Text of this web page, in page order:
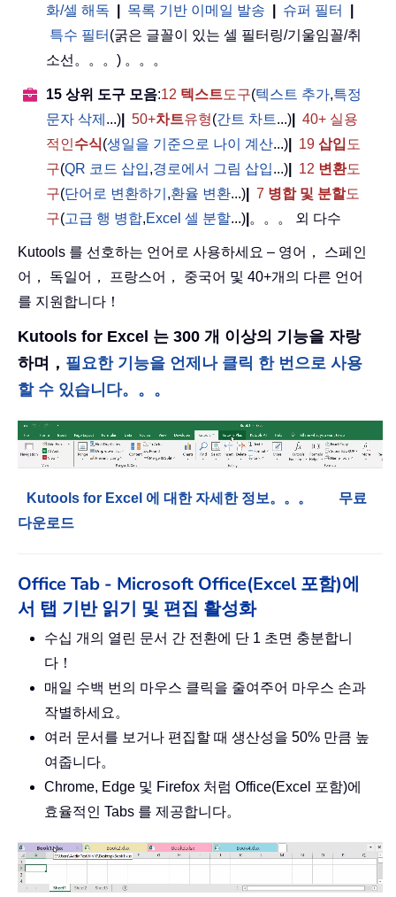
화/셀 해독
목록 기반 이메일 발송 슈퍼 필터
특수 필터 (굵은 글꼴이 있는 셀 필터링/기울임꼴/취
소선。。。) 。。。
15 상위 도구 모음:12 텍스트도구(텍스트 추가,특정
문자 삭제 ...) 50+차트유형(간트 차트...)
40+ 실용
적인수식(생일을 기준으로 나이 계산...) 19 삽입 도
구(QR 코드 삽입,경로에서 그림 삽입...) 12 변환도
구(단어로 변환하기 ,환율 변환...) 7 병합 및 분할도
구(고급 행 병합,Excel 셀 분할...) 。。。 외 다수
Kutools 를 선호하는 언어로 사용하세요 – 영어， 스페인
어， 독일어， 프랑스어， 중국어 및 40+개의 다른 언어
를 지원합니다！
Kutools for Excel 는 300 개 이상의 기능을 자랑
하며， 필요한 기능을 언제나 클릭 한 번으로 사용
할 수 있습니다。。。
Kutools for Excel 에 대한 자세한 정보。。。
무료
다운로드
Office Tab - Microsoft Office(Excel 포함)에
서 탭 기반 읽기 및 편집 활성화
수십 개의 열린 문서 간 전환에 단 1 초면 충분합니
다！
매일 수백 번의 마우스 클릭을 줄여주어 마우스 손과
작별하세요。
여러 문서를 보거나 편집할 때 생산성을 50% 만큼 높
여줍니다。
Chrome, Edge 및 Firefox 처럼 Office(Excel 포함)에
효율적인 Tabs 를 제공합니다。